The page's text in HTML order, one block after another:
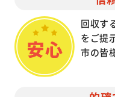
回収す
をご提
市の皆